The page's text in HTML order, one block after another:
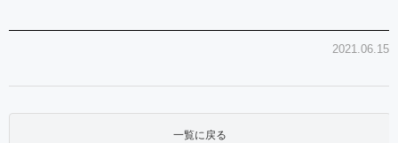
2021.06.15
一覧に戻る